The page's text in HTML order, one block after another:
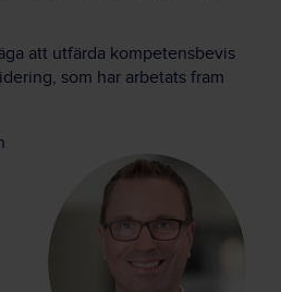
att utfärda kompetensbevis
som har arbetats fram